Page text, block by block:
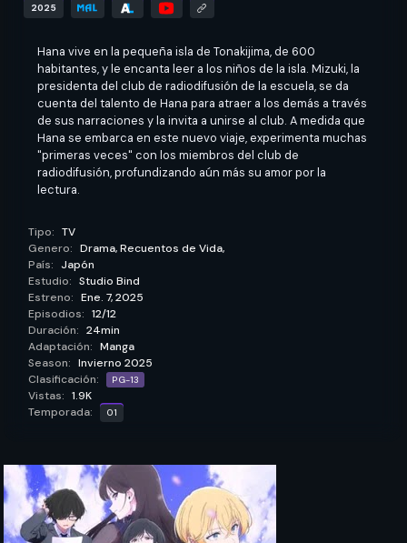
2025
Hana vive en la pequeña isla de Tonakijima, de 600
habitantes, y le encanta leer a los niños de la isla. Mizuki, la
presidenta del club de radiodifusión de la escuela, se da
cuenta del talento de Hana para atraer a los demás a través
de sus narraciones y la invita a unirse al club. A medida que
Hana se embarca en este nuevo viaje, experimenta muchas
"primeras veces" con los miembros del club de
radiodifusión, profundizando aún más su amor por la
lectura.
Tipo: TV
Genero: Drama,Recuentos de Vida,
País:
Japón
Estudio: Studio Bind
Estreno: Ene. 7, 2025
Episodios: 12/12
Duración: 24min
Adaptación: Manga
Season: Invierno 2025
Clasificación:
PG-13
Vistas: 1.9K
Temporada:
01